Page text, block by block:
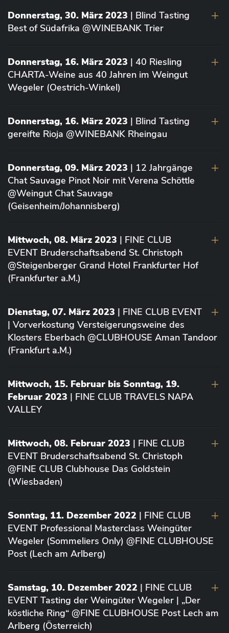
Donnerstag, 30. März 2023 | Blind Tasting
Best of Südafrika @WINEBANK Trier
Donnerstag, 16. März 2023 | 40 Riesling
CHARTA-Weine aus 40 Jahren im Weingut
Wegeler (Oestrich-Winkel)
Donnerstag, 16. März 2023 | Blind Tasting
gereifte Rioja @WINEBANK Rheingau
Donnerstag, 09. März 2023 | 12 Jahrgänge
Chat Sauvage Pinot Noir mit Verena Schöttle
@Weingut Chat Sauvage
(Geisenheim/Johannisberg)
Mittwoch, 08. März 2023 | FINE CLUB
EVENT Bruderschaftsabend St. Christoph
@Steigenberger Grand Hotel Frankfurter Hof
(Frankfurter a.M.)
Dienstag, 07. März 2023 | FINE CLUB EVENT
| Vorverkostung Versteigerungsweine des
Klosters Eberbach @CLUBHOUSE Aman Tandoor
(Frankfurt a.M.)
Mittwoch, 15. Februar bis Sonntag, 19.
Februar 2023 | FINE CLUB TRAVELS NAPA
VALLEY
Mittwoch, 08. Februar 2023 | FINE CLUB
EVENT Bruderschaftsabend St. Christoph
@FINE CLUB Clubhouse Das Goldstein
(Wiesbaden)
Sonntag, 11. Dezember 2022 | FINE CLUB
EVENT Professional Masterclass Weingüter
Wegeler (Sommeliers Only) @FINE CLUBHOUSE
Post (Lech am Arlberg)
Samstag, 10. Dezember 2022 | FINE CLUB
EVENT Tasting der Weingüter Wegeler | „Der
köstliche Ring“ @FINE CLUBHOUSE Post Lech am
Arlberg (Österreich)